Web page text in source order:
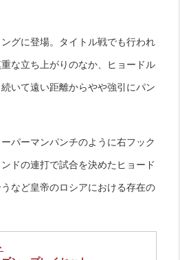
グに登場。タイトル戦でも行われ
な立ち上がりのなか、ヒョードル
いて遠い距離からやや強引にパン
パーマンパンチのように右フック
ドの連打で試合を決めたヒョード
など皇帝のロシアにおける存在の